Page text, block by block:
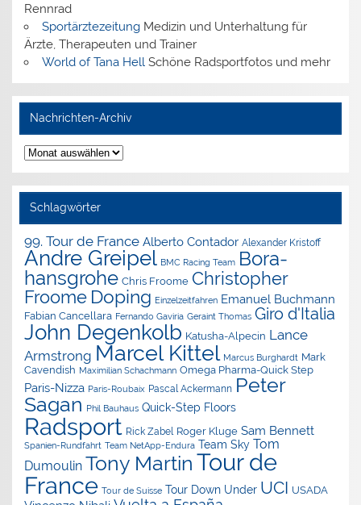
Rennrad
SportärztezeitungMedizin und Unterhaltung für
Ärzte, Therapeuten und Trainer
World of Tana HellSchöne Radsportfotos und mehr
Nachrichten-Archiv
Nachrichten-
Archiv
Schlagwörter
99. Tour de France Alberto Contador Alexander Kristoff
Andre Greipel BMC Racing Team Bora-
hansgrohe Chris Froome Christopher
Froome Doping Einzelzeitfahren Emanuel Buchmann
Fabian Cancellara Fernando Gaviria Geraint Thomas Giro d'Italia
John Degenkolb Katusha-Alpecin Lance
Armstrong Marcel Kittel Marcus Burghardt Mark
Cavendish Maximilian Schachmann Omega Pharma-Quick Step
Paris-Nizza Paris-Roubaix Pascal Ackermann Peter
Sagan Phil Bauhaus Quick-Step Floors
Radsport Rick Zabel Roger Kluge Sam Bennett
Spanien-Rundfahrt Team NetApp-Endura Team Sky Tom
Dumoulin Tony Martin Tour de
France Tour de Suisse Tour Down Under UCI USADA